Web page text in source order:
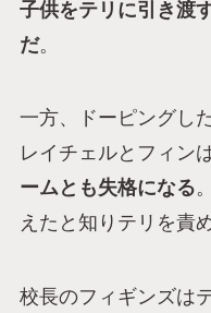
子供をテリに引き渡
だ。
一方、ドーピングし
レイチェルとフィンは
ームとも失格になる
えたと知りテリを責
校長のフィギンズは